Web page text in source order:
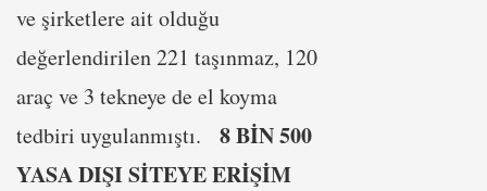
ve şirketlere ait olduğu
değerlendirilen 221 taşınmaz, 120
araç ve 3 tekneye de el koyma
tedbiri uygulanmıştı. 8 BİN 500
YASA DIŞI SİTEYE ERİŞİM